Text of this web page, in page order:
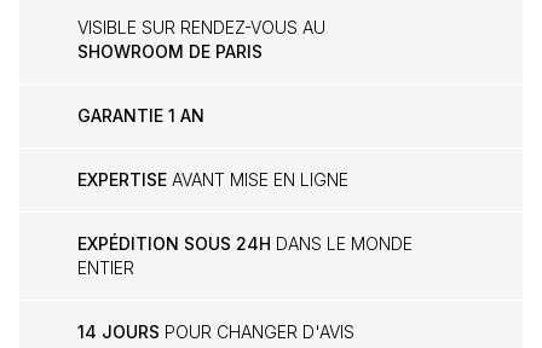
VISIBLE SUR RENDEZ-VOUS AU
SHOWROOM DE PARIS
GARANTIE 1 AN
EXPERTISE AVANT MISE EN LIGNE
EXPÉDITION SOUS 24H DANS LE MONDE
ENTIER
14 JOURS POUR CHANGER D'AVIS